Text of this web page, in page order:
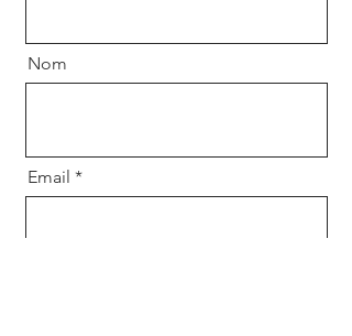
Nom
Email